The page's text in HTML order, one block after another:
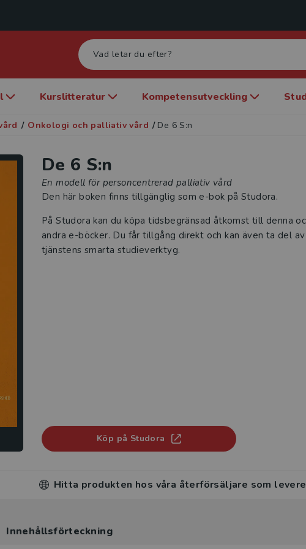
Kurslitteratur Kompetensutveckling
/ Onkologi och palliativ vård / De 6 S:n
De 6 S:n
En modell för personcentrerad palliativ vård
Den här boken finns tillgänglig som e-bok på Studora.
På Studora kan du köpa tidsbegränsad åtkomst till denna
andra e-böcker. Du får tillgång direkt och kan även ta del av
tjänstens smarta studieverktyg.
Köp på Studora
Hitta produkten hos våra återförsäljare som
Innehållsförteckning